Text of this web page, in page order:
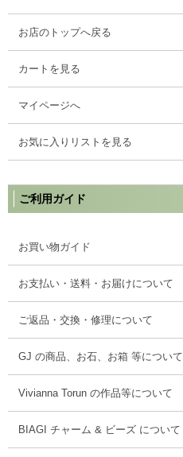
お店のトップへ戻る
カートを見る
マイページへ
お気に入りリストを見る
ご利用ガイド
お買い物ガイド
お支払い・送料・お届けについて
ご返品・交換・修理について
GJ の商品、お石、お箱 等について
Vivianna Torun の作品等について
BIAGI チャーム & ビーズ について